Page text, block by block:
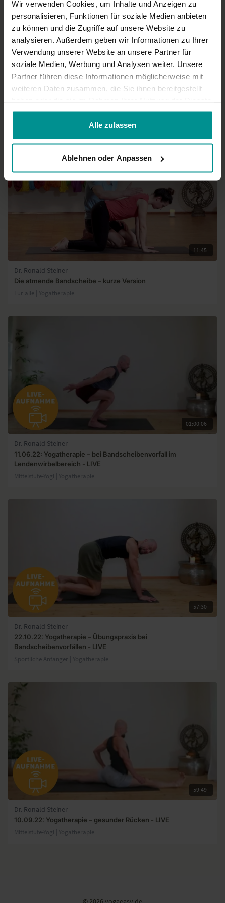
Wir verwenden Cookies, um Inhalte und Anzeigen zu
personalisieren, Funktionen für soziale Medien anbieten
zu können und die Zugriffe auf unsere Website zu
analysieren. Außerdem geben wir Informationen zu Ihrer
Verwendung unserer Website an unsere Partner für
soziale Medien, Werbung und Analysen weiter. Unsere
Partner führen diese Informationen möglicherweise mit
weiteren Daten zusammen, die Sie ihnen bereitgestellt
gesammelt haben.
Alle zulassen
Ablehnen oder Anpassen
Richtig tolle Übung. Ich habe einen akuten
Bandscheibenvorfall und mache diese Übung jetzt immer,
weil sie mir richtig hilft gegen die Schemerzen. Lieben Dank
0
Mehr laden
11:45
Dr. Ronald Steiner
Die atmende Bandscheibe – kurze Version
Für alle | Yogatherapie
01:00:06
Dr. Ronald Steiner
11.06.22: Yogatherapie – bei Bandscheibenvorfall im
Lendenwirbelbereich - LIVE
Mittelstufe-Yogi | Yogatherapie
57:30
Dr. Ronald Steiner
22.10.22: Yogatherapie – Übungspraxis bei
Bandscheibenvorfällen - LIVE
Sportliche Anfänger | Yogatherapie
59:49
Dr. Ronald Steiner
10.09.22: Yogatherapie – gesunder Rücken - LIVE
Mittelstufe-Yogi | Yogatherapie